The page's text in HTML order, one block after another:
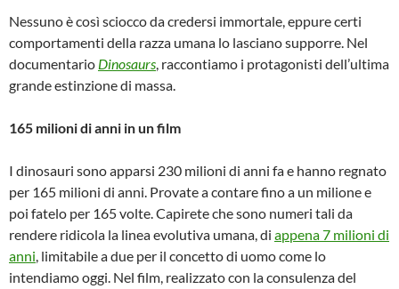
Nessuno è così sciocco da credersi immortale, eppure certi
comportamenti della razza umana lo lasciano supporre. Nel
documentario Dinosaurs, raccontiamo i protagonisti dell’ultima
grande estinzione di massa.
165 milioni di anni in un film
I dinosauri sono apparsi 230 milioni di anni fa e hanno regnato
per 165 milioni di anni. Provate a contare fino a un milione e
poi fatelo per 165 volte. Capirete che sono numeri tali da
rendere ridicola la linea evolutiva umana, di appena 7 milioni di
anni, limitabile a due per il concetto di uomo come lo
intendiamo oggi. Nel film, realizzato con la consulenza del